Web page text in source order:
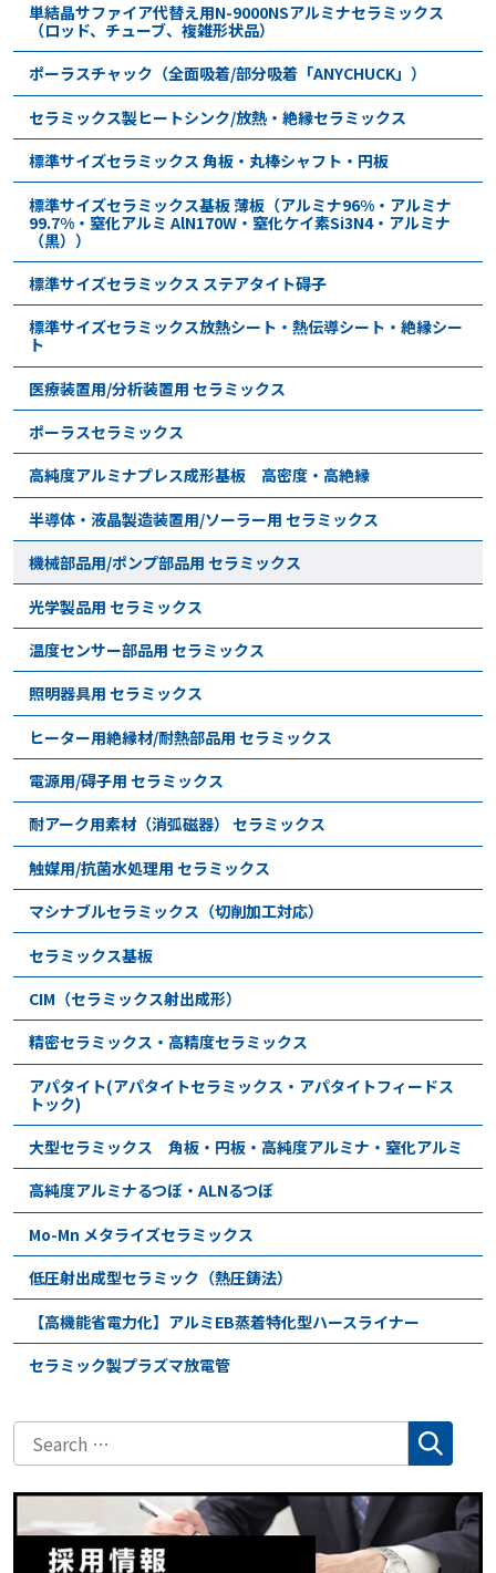
単結晶サファイア代替え用N-9000NSアルミナセラミックス
（ロッド、チューブ、複雑形状品）
ポーラスチャック（全面吸着/部分吸着「ANYCHUCK」）
セラミックス製ヒートシンク/放熱・絶縁セラミックス
標準サイズセラミックス 角板・丸棒シャフト・円板
標準サイズセラミックス基板 薄板（アルミナ96%・アルミナ
99.7%・窒化アルミ AlN170W・窒化ケイ素Si3N4・アルミナ
（黒））
標準サイズセラミックス ステアタイト碍子
標準サイズセラミックス放熱シート・熱伝導シート・絶縁シー
ト
医療装置用/分析装置用 セラミックス
ポーラスセラミックス
高純度アルミナプレス成形基板 高密度・高絶縁
半導体・液晶製造装置用/ソーラー用 セラミックス
機械部品用/ポンプ部品用 セラミックス
光学製品用 セラミックス
温度センサー部品用 セラミックス
照明器具用 セラミックス
ヒーター用絶縁材/耐熱部品用 セラミックス
電源用/碍子用 セラミックス
耐アーク用素材（消弧磁器） セラミックス
触媒用/抗菌水処理用 セラミックス
マシナブルセラミックス（切削加工対応）
セラミックス基板
CIM（セラミックス射出成形）
精密セラミックス・高精度セラミックス
アパタイト(アパタイトセラミックス・アパタイトフィードス
トック)
大型セラミックス 角板・円板・高純度アルミナ・窒化アルミ
高純度アルミナるつぼ・ALNるつぼ
Mo-Mn メタライズセラミックス
低圧射出成型セラミック（熱圧鋳法）
【高機能省電力化】アルミEB蒸着特化型ハースライナー
セラミック製プラズマ放電管